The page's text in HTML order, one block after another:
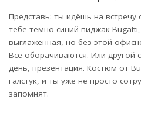
Представь: ты идёшь на
тебе тёмно-синий пиджак
выглаженная, но без этой
Все оборачиваются. Или другой
день, презентация. Костюм от
галстук, и ты уже не просто
запомнят.